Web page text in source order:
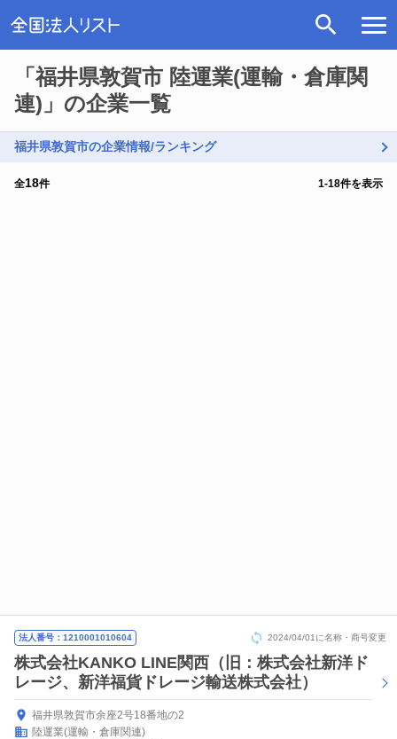
「福井県敦賀市 陸運業(運輸・倉庫関
連)」の企業一覧
福井県敦賀市の企業情報/ランキング
全18件 1-18件を表示
法人番号：1210001010604 2024/04/01に名称・商号変更
株式会社KANKO LINE関西（旧：株式会社新洋ド
レージ、新洋福貨ドレージ輸送株式会社）
福井県敦賀市余座2号18番地の2
陸運業(運輸・倉庫関連)